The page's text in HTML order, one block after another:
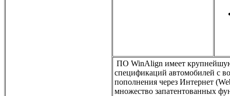
ПО WinAlign имеет
спецификаций автомобилей c
пополнения через Интернет
множество запатентованных